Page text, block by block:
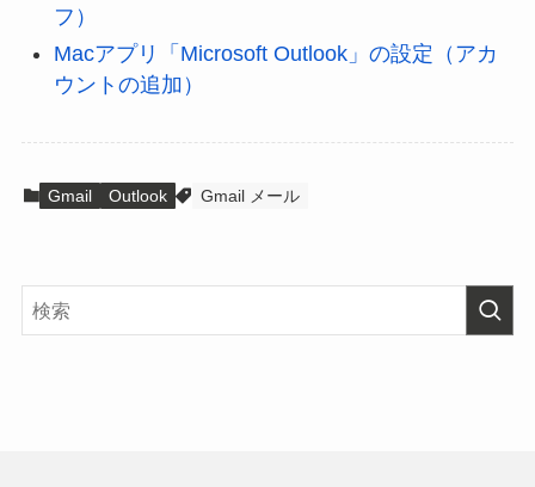
フ）
Macアプリ「Microsoft Outlook」の設定（アカ
ウントの追加）
Gmail Outlook Gmail メール